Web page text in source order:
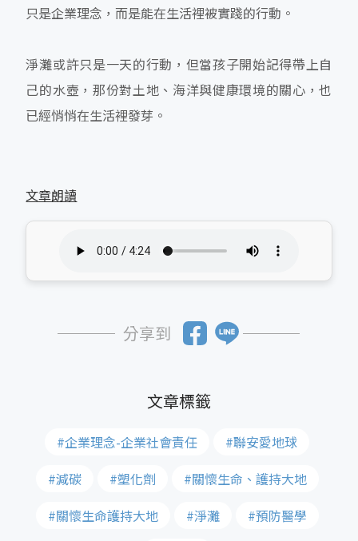
只是企業理念，而是能在生活裡被實踐的行動。
淨灘或許只是一天的行動，但當孩子開始記得帶上自
己的水壺，那份對土地、海洋與健康環境的關心，也
已經悄悄在生活裡發芽。
文章朗讀
分享到
#企業理念-企業社會責任
#聯安愛地球
#減碳
#塑化劑
#關懷生命、護持大地
#關懷生命護持大地
#淨灘
#預防醫學